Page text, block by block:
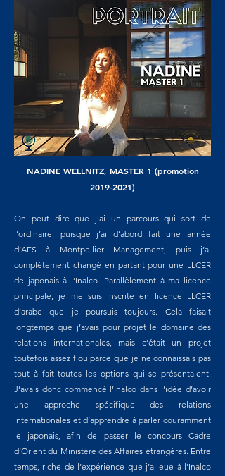
NADINE WELLNITZ, MASTER 1 (promotion
2019-2021)
On peut dire que j’ai un parcours qui sort de
l’ordinaire, puisque j’ai d’abord fait une année
d’AES à Montpellier Management, puis j’ai
complètement changé en partant pour une LLCER
de japonais à l’Inalco. Parallèlement à ma licence
principale, je me suis inscrite en licence LLCER
d’arabe que je poursuis toujours. Cela faisait
longtemps que j’avais pour projet le domaine des
relations internationales, mais c’était un projet
toutefois assez flou parce que je ne connaissais pas
tout à fait toutes les options qui se présentaient.
J’avais donc commencé l’Inalco dans l’idée d’avoir
une approche spécifique des relations
internationales et d’apprendre à parler couramment
le japonais, afin de passer le concours Cadre
d’Orient du Ministère des Affaires étrangères. Entre
temps, riche de l’expérience que j’ai eue à l’Inalco